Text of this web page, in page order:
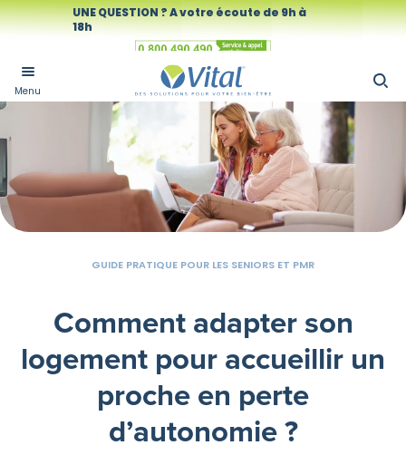
UNE QUESTION ? A votre écoute de 9h à
18h
Numéro vert
Menu
GUIDE PRATIQUE POUR LES SENIORS ET PMR
Comment adapter son
logement pour accueillir un
proche en perte
d’autonomie ?